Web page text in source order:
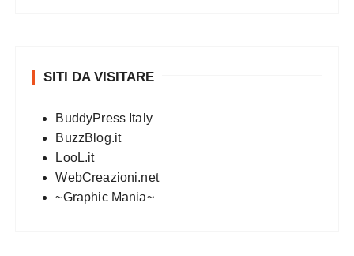
SITI DA VISITARE
BuddyPress Italy
BuzzBlog.it
LooL.it
WebCreazioni.net
~Graphic Mania~